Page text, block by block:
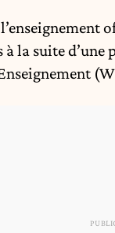
la suite d’une